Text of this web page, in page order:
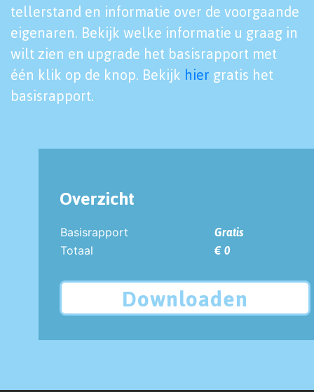
tellerstand en informatie over de voorgaande
eigenaren. Bekijk welke informatie u graag in
wilt zien en upgrade het basisrapport met
één klik op de knop. Bekijk hier gratis het
basisrapport.
Overzicht
Basisrapport
Gratis
Totaal
€ 0
Downloaden